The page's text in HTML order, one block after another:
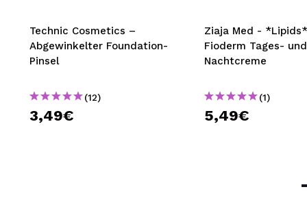
Technic Cosmetics –
Abgewinkelter Foundation-
Pinsel
(12)
3,49€
Ziaja Med -
Fioderm Tages- und
Nachtcreme
(1)
5,49€